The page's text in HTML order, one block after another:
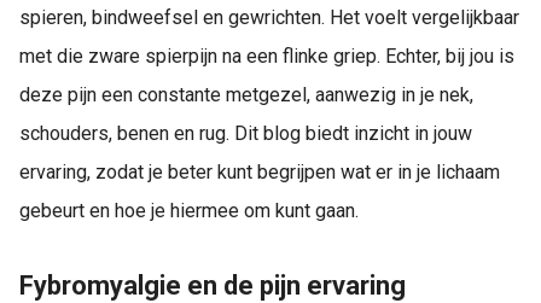
spieren, bindweefsel en gewrichten. Het voelt vergelijkbaar
met die zware spierpijn na een flinke griep. Echter, bij jou is
deze pijn een constante metgezel, aanwezig in je nek,
schouders, benen en rug. Dit blog biedt inzicht in jouw
ervaring, zodat je beter kunt begrijpen wat er in je lichaam
gebeurt en hoe je hiermee om kunt gaan.
Fybromyalgie en de pijn ervaring